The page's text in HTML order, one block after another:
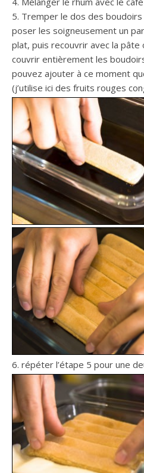
5. Tremper le dos des
poser les soigneusement un
plat, puis recouvrir avec la pâte
couvrir entièrement les
pouvez ajouter à ce moment
(j’utilise ici des fruits rouges
6. répéter l’étape 5 pour une